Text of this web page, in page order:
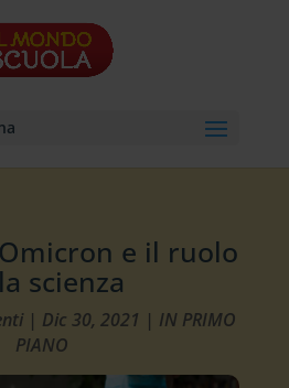
e il ruolo
scienza
| Dic 30, 2021 | IN PRIMO
PIANO